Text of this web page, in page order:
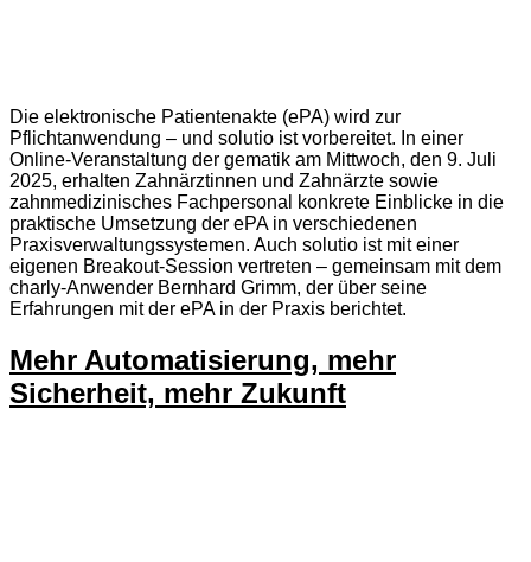
Die elektronische Patientenakte (ePA) wird zur
Pflichtanwendung – und solutio ist vorbereitet. In einer
Online-Veranstaltung der gematik am Mittwoch, den 9. Juli
2025, erhalten Zahnärztinnen und Zahnärzte sowie
zahnmedizinisches Fachpersonal konkrete Einblicke in die
praktische Umsetzung der ePA in verschiedenen
Praxisverwaltungssystemen. Auch solutio ist mit einer
eigenen Breakout-Session vertreten – gemeinsam mit dem
charly-Anwender Bernhard Grimm, der über seine
Erfahrungen mit der ePA in der Praxis berichtet.
Mehr Automatisierung, mehr
Sicherheit, mehr Zukunft